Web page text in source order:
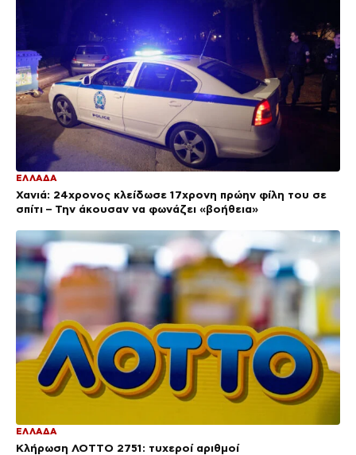
ΕΛΛΑΔΑ
Χανιά: 24χρονος κλείδωσε 17χρονη πρώην φίλη του σε
σπίτι – Την άκουσαν να φωνάζει «βοήθεια»
ΕΛΛΑΔΑ
Κλήρωση ΛΟΤΤΟ 2751: τυχεροί αριθμοί